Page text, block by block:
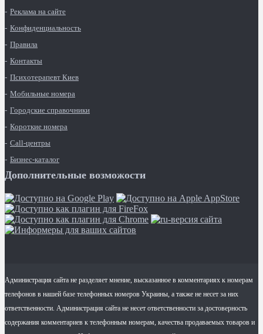
Реклама на сайте
Конфиденциальность
Правила
Контакты
Психотерапевт Киев
Мобильные номера
Городские справочники
Короткие номера
Call-центры
Бизнес-каталог
Дополнительные возможости
Администрация сайта не разделяет мнение, высказанное в комментариях к номерам
телефонов в нашей базе телефонных номеров Украины, а также не несет за них
ответственности. Администрация сайта не несет ответственности за достоверность
содержания комментариев к телефонным номерам, качества продаваемых товаров и